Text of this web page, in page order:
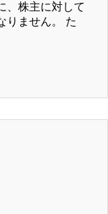
、株主に対して
りません。 た